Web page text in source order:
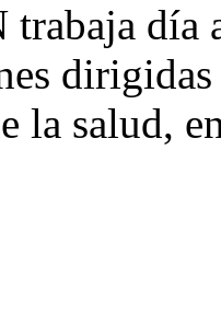
trabaja día
la salud,